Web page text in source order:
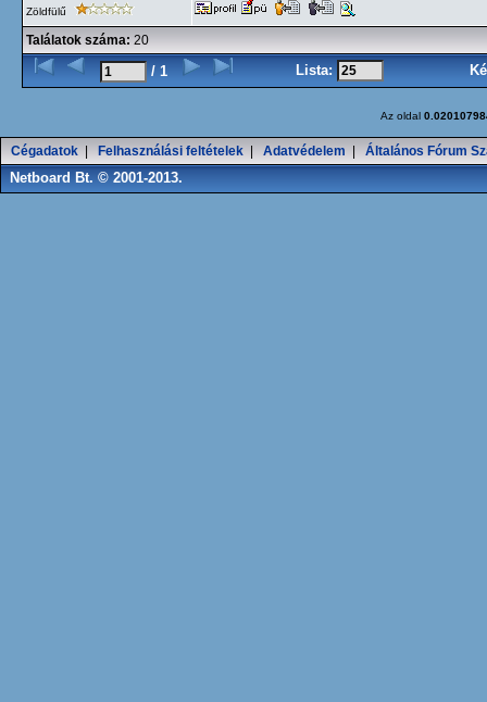
Zöldfülű
Találatok száma: 20
/ 1 Lista:
Az oldal
Cégadatok Felhasználási feltételek Adatvédelem Általános Fórum
Netboard Bt. © 2001-2013.